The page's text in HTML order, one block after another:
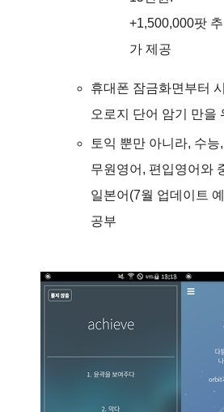
+1,500,000팟 추
가 제공
휴대폰 잠금화면부터
오로지 단어 암기 만을
토익 뿐만 아니라, 수능
무원영어, 편입영어와
일본어(7월 업데이트
공부